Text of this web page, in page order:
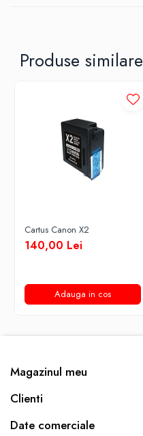
Produse similare
Cartus Canon X2
140,00 Lei
Adauga in cos
Magazinul meu
Clienti
Date comerciale